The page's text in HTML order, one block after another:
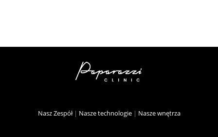
Nasz Zespół| Nasze technologie| Nasze wnętrza